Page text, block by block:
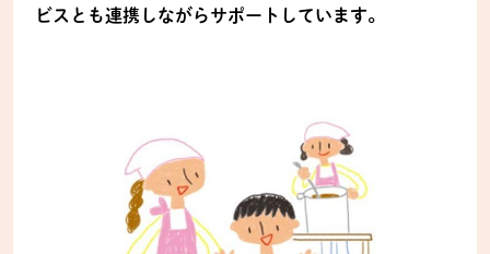
ビスとも連携しながらサポートしています。